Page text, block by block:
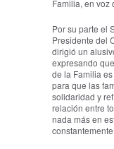
Familia, en voz
Por su parte el
Presidente del
dirigió un
expresando
de la Familia
para que las
solidaridad y
relación entre
nada más en